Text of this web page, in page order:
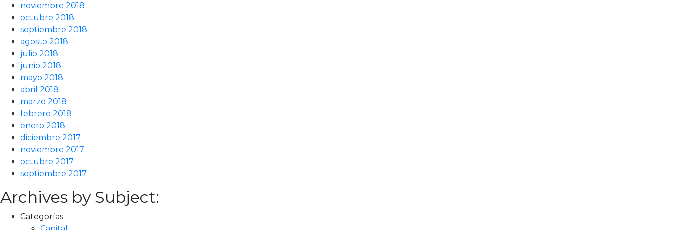
noviembre 2018
octubre 2018
septiembre 2018
agosto 2018
julio 2018
junio 2018
mayo 2018
abril 2018
marzo 2018
febrero 2018
enero 2018
diciembre 2017
noviembre 2017
octubre 2017
septiembre 2017
Archives by Subject:
Categorías